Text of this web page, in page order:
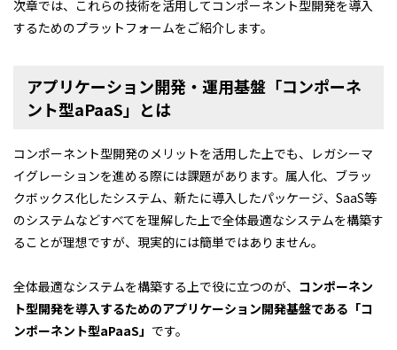
次章では、これらの技術を活用してコンポーネント型開発を導入
するためのプラットフォームをご紹介します。
アプリケーション開発・運用基盤「コンポーネ
ント型aPaaS」とは
コンポーネント型開発のメリットを活用した上でも、レガシーマ
イグレーションを進める際には課題があります。属人化、ブラッ
クボックス化したシステム、新たに導入したパッケージ、SaaS等
のシステムなどすべてを理解した上で全体最適なシステムを構築す
ることが理想ですが、現実的には簡単ではありません。
全体最適なシステムを構築する上で役に立つのが、 コンポーネン
ト型開発を導入するためのアプリケーション開発基盤である「コ
ンポーネント型aPaaS」 です。